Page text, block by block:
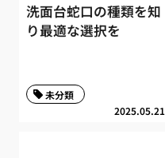
洗面台蛇口の種類を知
り最適な選択を
2025.05.21
未分類